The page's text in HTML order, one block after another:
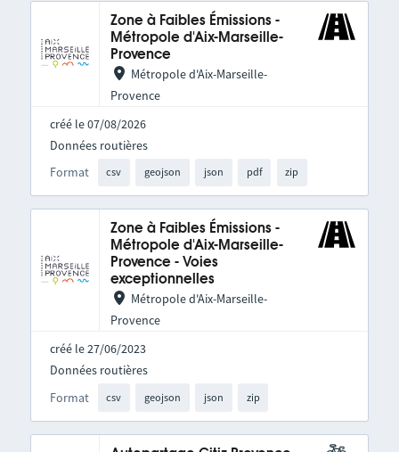
Zone à Faibles Émissions -
Métropole d'Aix-Marseille-
Provence
Métropole d'Aix-Marseille-
Provence
créé le 07/08/2026
Format csv geojson json pdf zip
Données routières
Zone à Faibles Émissions -
Métropole d'Aix-Marseille-
Provence - Voies
exceptionnelles
Métropole d'Aix-Marseille-
Provence
créé le 27/06/2023
Format csv geojson json zip
Données routières